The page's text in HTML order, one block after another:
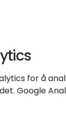
for å
Google